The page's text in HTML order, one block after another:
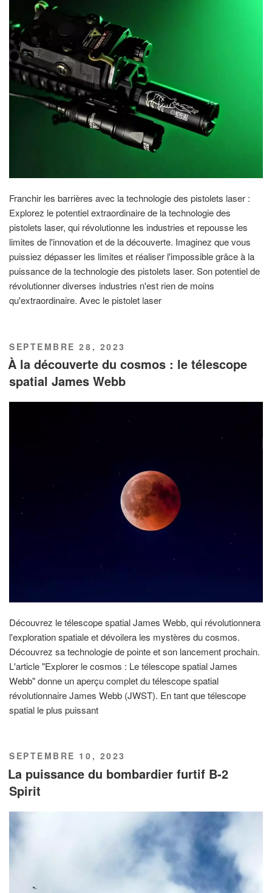
Franchir les barrières avec la technologie des pistolets laser :
Explorez le potentiel extraordinaire de la technologie des
pistolets laser, qui révolutionne les industries et repousse les
limites de l'innovation et de la découverte. Imaginez que vous
puissiez dépasser les limites et réaliser l'impossible grâce à la
puissance de la technologie des pistolets laser. Son potentiel de
révolutionner diverses industries n'est rien de moins
qu'extraordinaire. Avec le pistolet laser
PUBLIÉ
LE
SEPTEMBRE 28, 2023
À la découverte du cosmos : le télescope
spatial James Webb
Découvrez le télescope spatial James Webb, qui révolutionnera
l'exploration spatiale et dévoilera les mystères du cosmos.
Découvrez sa technologie de pointe et son lancement prochain.
L'article "Explorer le cosmos : Le télescope spatial James
Webb" donne un aperçu complet du télescope spatial
révolutionnaire James Webb (JWST). En tant que télescope
spatial le plus puissant
PUBLIÉ
LE
SEPTEMBRE 10, 2023
La puissance du bombardier furtif B-2
Spirit